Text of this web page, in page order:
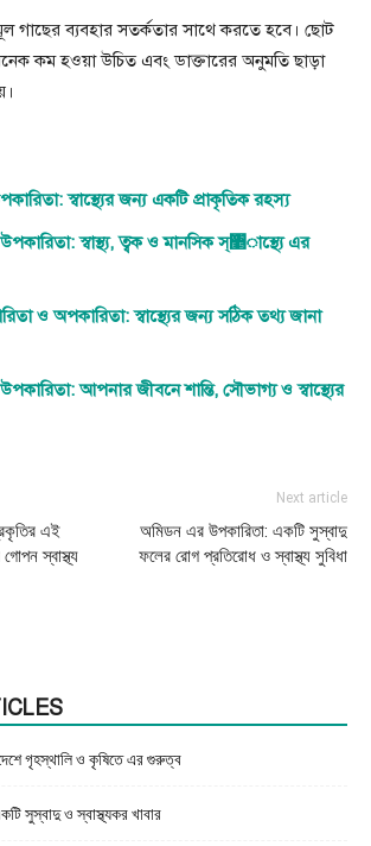
গাছের ব্যবহার সতর্কতার সাথে করতে হবে। ছোট
কম হওয়া উচিত এবং ডাক্তারের অনুমতি ছাড়া
স্বাস্থ্যের জন্য একটি প্রাকৃতিক রহস্য
স্বাস্থ্য, ত্বক ও মানসিক স্঵াস্থ্যে এর
ও অপকারিতা: স্বাস্থ্যের জন্য সঠিক তথ্য জানা
আপনার জীবনে শান্তি, সৌভাগ্য ও স্বাস্থ্যের
এই
স্বাস্থ্য
Next article
অমিডন এর উপকারিতা: একটি সুস্বাদু
ফলের রোগ প্রতিরোধ ও স্বাস্থ্য সুবিধা
গৃহস্থালি ও কৃষিতে এর গুরুত্ব
সুস্বাদু ও স্বাস্থ্যকর খাবার